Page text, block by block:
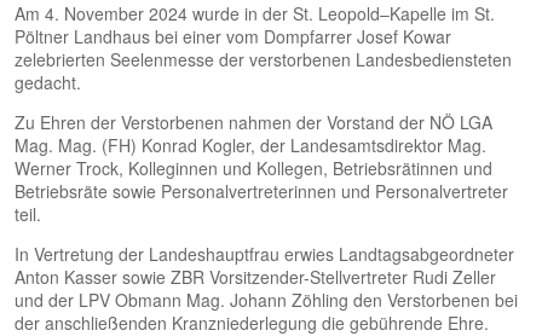
Am 4. November 2024 wurde in der St. Leopold–Kapelle im St.
Pöltner Landhaus bei einer vom Dompfarrer Josef Kowar
zelebrierten Seelenmesse der verstorbenen Landesbediensteten
gedacht.
Zu Ehren der Verstorbenen nahmen der Vorstand der NÖ LGA
Mag. Mag. (FH) Konrad Kogler, der Landesamtsdirektor Mag.
Werner Trock, Kolleginnen und Kollegen, Betriebsrätinnen und
Betriebsräte sowie Personalvertreterinnen und Personalvertreter
teil.
In Vertretung der Landeshauptfrau erwies Landtagsabgeordneter
Anton Kasser sowie ZBR Vorsitzender-Stellvertreter Rudi Zeller
und der LPV Obmann Mag. Johann Zöhling den Verstorbenen bei
der anschließenden Kranzniederlegung die gebührende Ehre.